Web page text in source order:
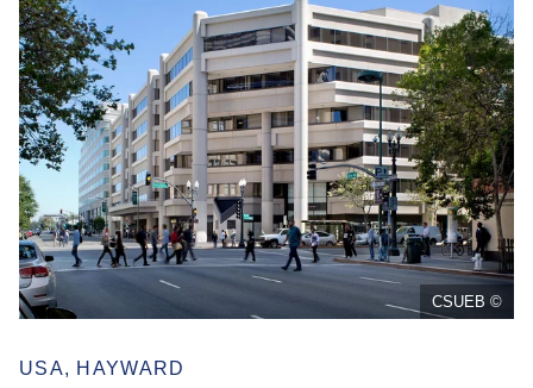
CSUEB ©
USA, HAYWARD